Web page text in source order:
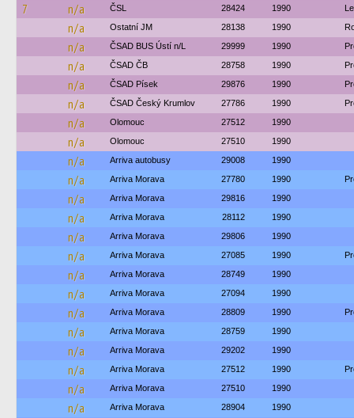
7 n/a ČSL 28424 1990
n/a Ostatní JM 28138 1990
n/a ČSAD BUS Ústí n/L 29999 1990
n/a ČSAD ČB 28758 1990
n/a ČSAD Písek 29876 1990
n/a ČSAD Český Krumlov 27786 1990
n/a Olomouc 27512 1990
n/a Olomouc 27510 1990
n/a Arriva autobusy 29008 1990
n/a Arriva Morava 27780 1990
n/a Arriva Morava 29816 1990
n/a Arriva Morava 28112 1990
n/a Arriva Morava 29806 1990
n/a Arriva Morava 27085 1990
n/a Arriva Morava 28749 1990
n/a Arriva Morava 27094 1990
n/a Arriva Morava 28809 1990
n/a Arriva Morava 28759 1990
n/a Arriva Morava 29202 1990
n/a Arriva Morava 27512 1990
n/a Arriva Morava 27510 1990
n/a Arriva Morava 28904 1990